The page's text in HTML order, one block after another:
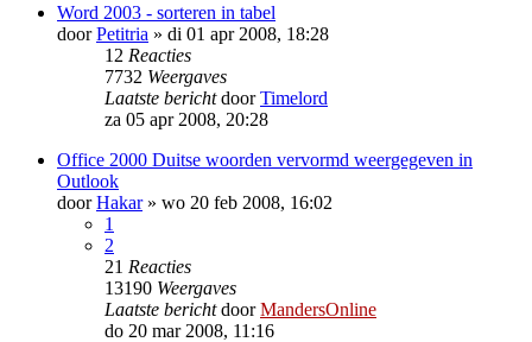
Word 2003 - sorteren in tabel
doorPetitria » di 01 apr 2008, 18:28
12 Reacties
7732 Weergaves
Laatste berichtdoorTimelord
za 05 apr 2008, 20:28
Office 2000 Duitse woorden vervormd weergegeven in
Outlook
doorHakar» wo 20 feb 2008, 16:02
1
2
21 Reacties
13190 Weergaves
Laatste berichtdoorMandersOnline
do 20 mar 2008, 11:16